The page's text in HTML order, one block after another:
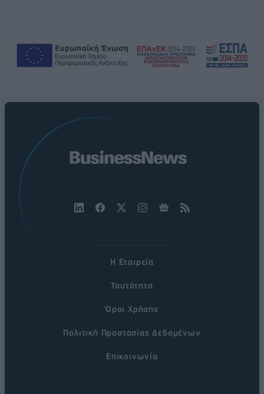
Η Εταιρεία
Ταυτότητα
Όροι Χρήσης
Πολιτική Προστασίας Δεδομένων
Επικοινωνία